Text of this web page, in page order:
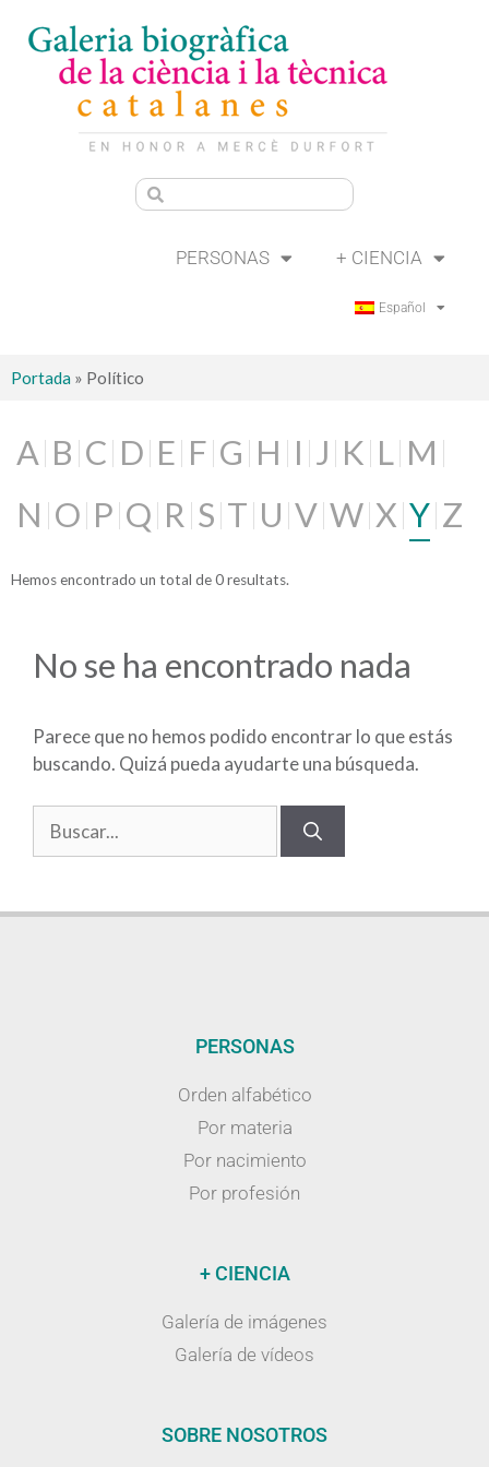
PERSONAS + CIENCIA
Español
Portada » Político
A B C D E F G H I J K L M
N O P Q R S T U V W X Y Z
Hemos encontrado un total de 0 resultats.
No se ha encontrado nada
Parece que no hemos podido encontrar lo que estás
buscando. Quizá pueda ayudarte una búsqueda.
PERSONAS
Orden alfabético
Por materia
Por nacimiento
Por profesión
+ CIENCIA
Galería de imágenes
Galería de vídeos
SOBRE NOSOTROS